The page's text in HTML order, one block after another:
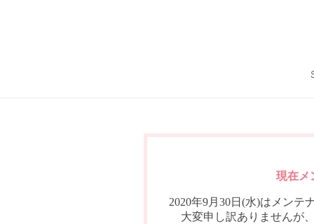
現在メ
2020年9月30日(水)はメンテ
大変申し訳ありませんが